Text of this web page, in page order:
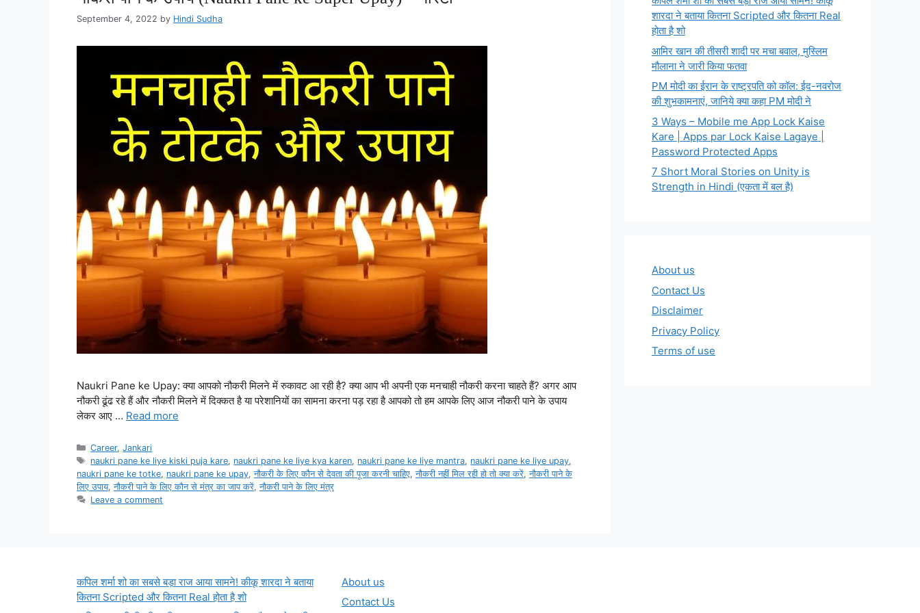
September 4, 2022 by Hindi Sudha
Naukri Pane ke Upay: क्या आपको नौकरी मिलने में रुकावट आ रही है? क्या आप भी अपनी एक मनचाही नौकरी करना चाहते हैं? अगर आप
नौकरी ढूंढ रहे हैं और नौकरी मिलने में दिक्कत है या परेशानियों का सामना करना पड़ रहा है आपको तो हम आपके लिए आज नौकरी पाने के उपाय
लेकर आए … Read more
Categories
Career,Jankari
Tags
naukri pane ke liye kiski puja kare, naukri pane ke liye kya karen, naukri pane ke liye mantra, naukri pane ke liye upay,
naukri pane ke totke, naukri pane ke upay,नौकरी के लिए कौन से देवता की पूजा करनी चाहिए,नौकरी नहीं मिल रही हो तो क्या करें,नौकरी पाने के
लिए उपाय,नौकरी पाने के लिए कौन से मंत्र का जाप करें,नौकरी पाने के लिए मंत्र
Leave a comment
शारदा ने बताया कितना Scripted और कितना Real
होता है शो
आमिर खान की तीसरी शादी पर मचा बवाल, मुस्लिम
मौलाना ने जारी किया फतवा
PM मोदी का ईरान के राष्ट्रपति को कॉल: ईद-नवरोज
की शुभकामनाएं, जानिये क्या कहा PM मोदी ने
3 Ways – Mobile me App Lock Kaise
Kare | Apps par Lock Kaise Lagaye |
Password Protected Apps
7 Short Moral Stories on Unity is
Strength in Hindi (एकता में बल है)
About us
Contact Us
Disclaimer
Privacy Policy
Terms of use
कपिल शर्मा शो का सबसे बड़ा राज आया सामने! कीकू शारदा ने बताया
कितना Scripted और कितना Real होता है शो
About us
Contact Us